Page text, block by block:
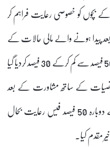
بچوں کو خصوصی رعایت فراہم کر
پیدا ہونے والے مالی حالات کے
باعث اس رعایت کو عارضی طور پر 50 فیصد سے کم کرکے 30 فیصد کردیا گیا
شخصیات کے ساتھ مشاورت کے بعد
ادارے نے رواں تعلیمی سال سے دوبارہ 50 فیصد فیس رعایت بحال
مقدم کیا۔